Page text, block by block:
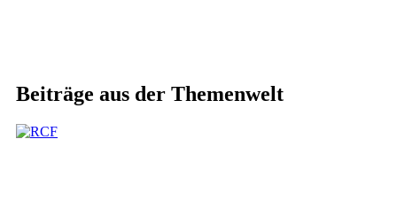
Beiträge aus der Themenwelt